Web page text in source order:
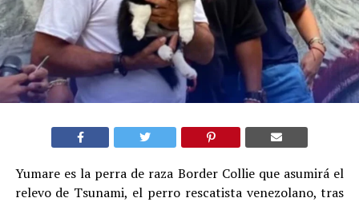
Yumare es la perra de raza Border Collie que asumirá el
relevo de Tsunami, el perro rescatista venezolano, tras